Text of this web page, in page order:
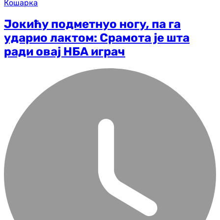
Кошарка
Јокићу подметнуо ногу, па га
ударио лактом: Срамота је шта
ради овај НБА играч